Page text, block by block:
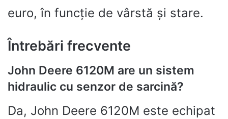
euro, în funcție de vârstă și stare.
Întrebări frecvente
John Deere 6120M are un sistem
hidraulic cu senzor de sarcină?
Da, John Deere 6120M este echipat